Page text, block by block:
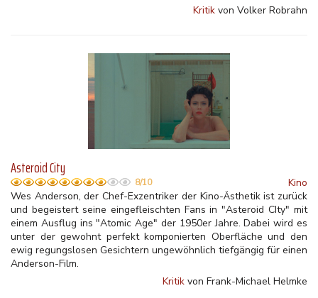
Kritik von Volker Robrahn
Asteroid City
8/10
Kino
Wes Anderson, der Chef-Exzentriker der Kino-Ästhetik ist zurück
und begeistert seine eingefleischten Fans in "Asteroid CIty" mit
einem Ausflug ins "Atomic Age" der 1950er Jahre. Dabei wird es
unter der gewohnt perfekt komponierten Oberfläche und den
ewig regungslosen Gesichtern ungewöhnlich tiefgängig für einen
Anderson-Film.
Kritik von Frank-Michael Helmke